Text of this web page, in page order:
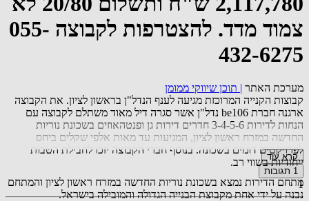
צמוד מדד. להצטרפות לקבוצה 055-
432-6275
מערכת האתר
תוכן שיווקי ממומן
קבוצות הקנייה המרוכזת מגיעה לענף הנדל"ן בראשון לציון. את הקבוצה
ארגנה חברת be106 נדל"ן אשר סגרה דיל מאוד משתלם לקבוצה עם
הנחות לדירות 3-4-5-6 חדרים דירות גן ופנטהאוזים בשכונת נוריות
החדשה במזרח ראשון לציון, המגיעות עד מאות אלפי שקלים ביחס
לפרויקטים דומים בשכונה. בנוסף חברי הקבוצה יזכו לחבילת הטבות
ייחודיות בשווי רב.
מתחם הדירות נמצא בשכונת נוריות החדשה במזרח ראשון לציון והמתחם
נבנה על ידי אחת מקבוצת הבנייה הגדולה והמובילה בישראל.
קרא עוד
1 תגובות
1